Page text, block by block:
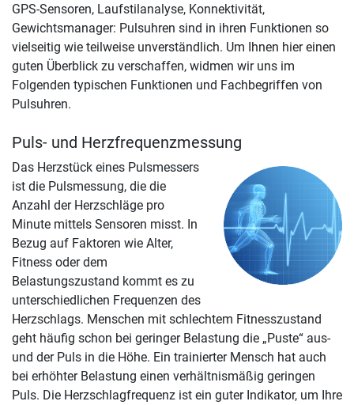
GPS-Sensoren, Laufstilanalyse, Konnektivität,
Gewichtsmanager: Pulsuhren sind in ihren Funktionen so
vielseitig wie teilweise unverständlich. Um Ihnen hier einen
guten Überblick zu verschaffen, widmen wir uns im
Folgenden typischen Funktionen und Fachbegriffen von
Pulsuhren.
Puls- und Herzfrequenzmessung
Das Herzstück eines Pulsmessers
ist die Pulsmessung, die die
Anzahl der Herzschläge pro
Minute mittels Sensoren misst. In
Bezug auf Faktoren wie Alter,
Fitness oder dem
Belastungszustand kommt es zu
unterschiedlichen Frequenzen des
Herzschlags. Menschen mit schlechtem Fitnesszustand
geht häufig schon bei geringer Belastung die „Puste“ aus-
und der Puls in die Höhe. Ein trainierter Mensch hat auch
bei erhöhter Belastung einen verhältnismäßig geringen
Puls. Die Herzschlagfrequenz ist ein guter Indikator, um Ihre